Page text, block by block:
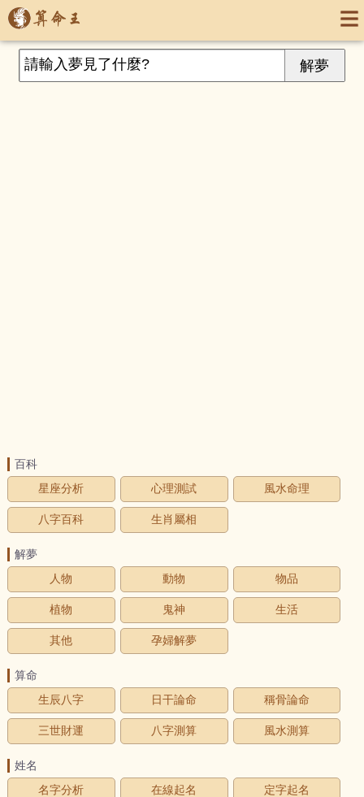
百科
星座分析
心理測試 風水命理
八字百科 生肖屬相
解夢
人物
動物 物品
植物 鬼神 生活
其他 孕婦解夢
算命
生辰八字
日干論命 稱骨論命
三世財運 八字測算 風水測算
姓名
名字分析
在線起名 定字起名